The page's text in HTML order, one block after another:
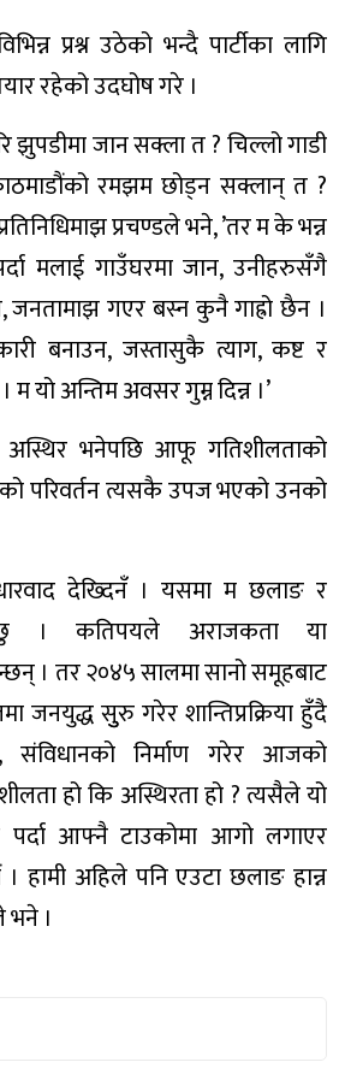
प्रश्न उठेको भन्दै पार्टीका लागि
रहेको उदघोष गरे ।
झुपडीमा जान सक्ला त ? चिल्लो गाडी
रमझम छोड्न सक्लान् त ?
प्रचण्डले भने, ’तर म के भन्न
मलाई गाउँघरमा जान, उनीहरुसँगै
गएर बस्न कुनै गाह्रो छैन ।
बनाउन, जस्तासुकै त्याग, कष्ट र
म यो अन्तिम अवसर गुम्न दिन्न ।’
भनेपछि आफू गतिशीलताको
परिवर्तन त्यसकै उपज भएको उनको
सुधारवाद देख्दिनँ । यसमा म छलाङ र
। कतिपयले अराजकता या
। तर २०४५ सालमा सानो समूहबाट
जनयुद्ध सुुरु गरेर शान्तिप्रक्रिया हुँदै
संविधानको निर्माण गरेर आजको
हो कि अस्थिरता हो ? त्यसैले यो
पर्दा आफ्नै टाउकोमा आगो लगाएर
हामी अहिले पनि एउटा छलाङ हान्न
भने ।